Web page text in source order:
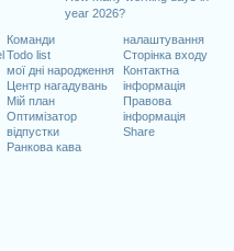
year 2026?
Команди
Todo list
мої дні народження
Центр нагадувань
Мій план
Оптимізатор
відпустки
Ранкова кава
налаштування
Сторінка входу
Контактна
інформація
Правова
інформація
Share